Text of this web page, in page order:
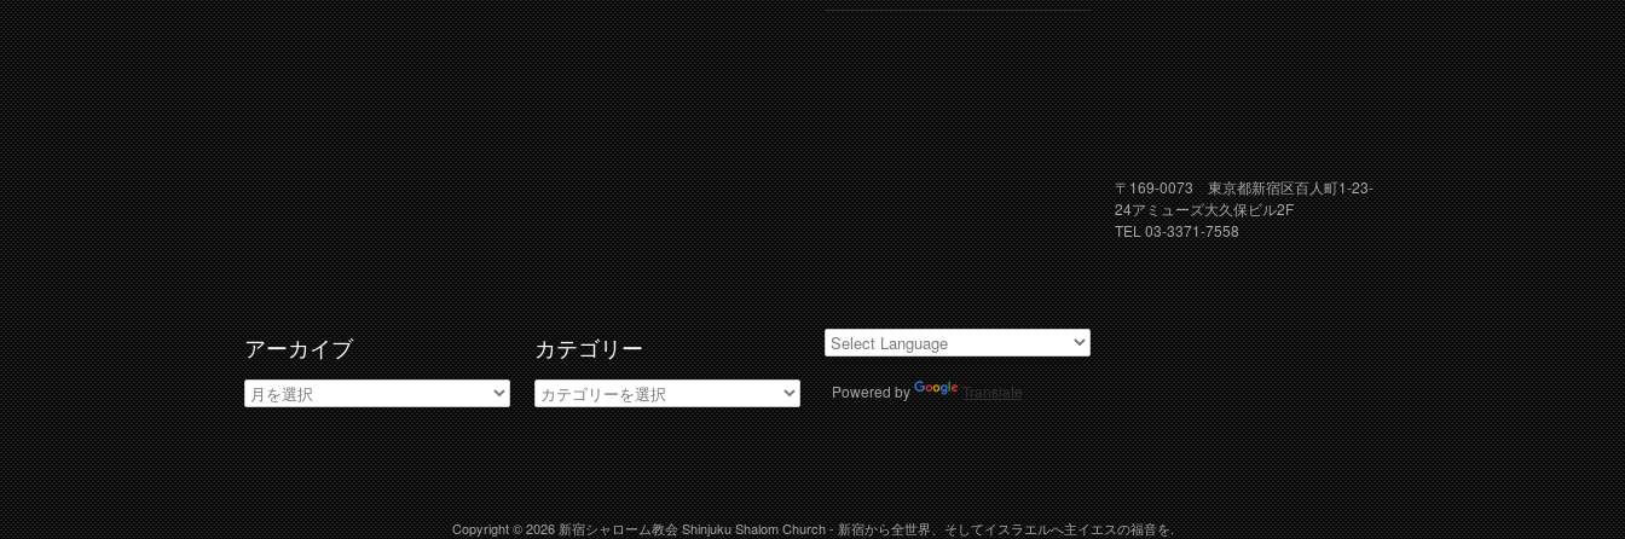
〒169-0073 東京都新宿区百人町1-23-
24アミューズ大久保ビル2F
TEL 03-3371-7558
アーカイブ
ア
ー
カ
イ
ブ
カテゴリー
カ
テ
ゴ
リ
ー
Powered by Translate
Copyright © 2026新宿シャローム教会 Shinjuku Shalom Church- 新宿から全世界、そしてイスラエルへ主イエスの福音を.